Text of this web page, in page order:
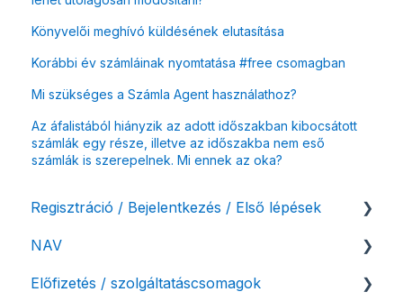
Könyvelői meghívó küldésének elutasítása
Korábbi év számláinak nyomtatása #free csomagban
Mi szükséges a Számla Agent használathoz?
Az áfalistából hiányzik az adott időszakban kibocsátott
számlák egy része, illetve az időszakba nem eső
számlák is szerepelnek. Mi ennek az oka?
Regisztráció / Bejelentkezés / Első lépések
Felhasználó beállításai
Számlázási fiók kezdő beállításai, első lépések
NAV
NAV online adatszolgáltatás
Előfizetés / szolgáltatáscsomagok